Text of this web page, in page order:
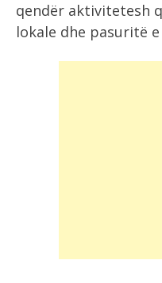
qendër aktivitetesh
lokale dhe pasuritë e